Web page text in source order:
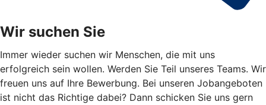
Wir suchen Sie
Immer wieder suchen wir Menschen, die mit uns
erfolgreich sein wollen. Werden Sie Teil unseres Teams. Wir
freuen uns auf Ihre Bewerbung. Bei unseren Jobangeboten
ist nicht das Richtige dabei? Dann schicken Sie uns gern